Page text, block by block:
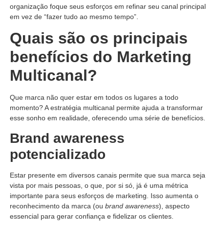
organização foque seus esforços em refinar seu canal principal
em vez de “fazer tudo ao mesmo tempo”.
Quais são os principais
benefícios do Marketing
Multicanal?
Que marca não quer estar em todos os lugares a todo
momento? A estratégia multicanal permite ajuda a transformar
esse sonho em realidade, oferecendo uma série de benefícios.
Brand awareness
potencializado
Estar presente em diversos canais permite que sua marca seja
vista por mais pessoas, o que, por si só, já é uma métrica
importante para seus esforços de marketing. Isso aumenta o
reconhecimento da marca (ou brand awareness), aspecto
essencial para gerar confiança e fidelizar os clientes.